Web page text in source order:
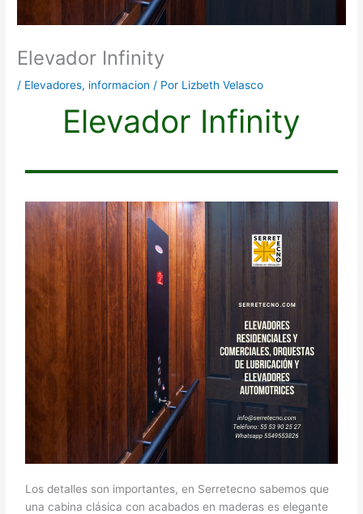
Elevador Infinity
/ Elevadores, informacion / Por Lizbeth Velasco
Elevador Infinity
Los detalles son importantes, en Serretecno sabemos que
una cabina clásica con acabados en maderas es elegante